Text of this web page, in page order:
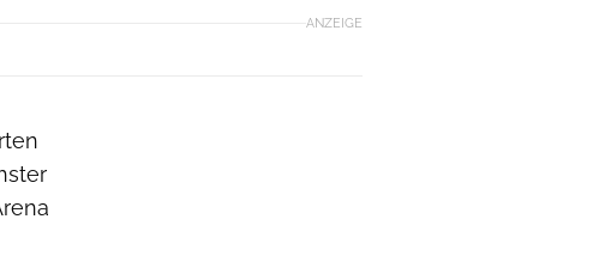
ANZEIGE